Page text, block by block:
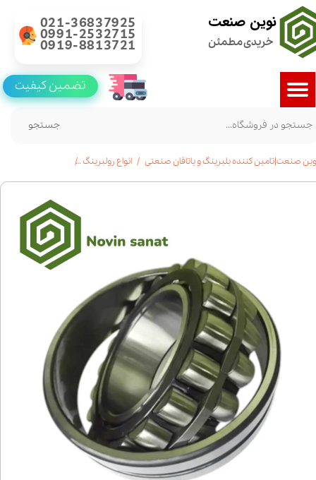
نوین صنعت
خریدی مطمئن
021-36837925
0991-2532715
0919-8813721
جستجو
تضمین کیفیت
صنعت|تامین کننده بلبرینگ و یاتاقان صنعتی انواع رولبرینگ